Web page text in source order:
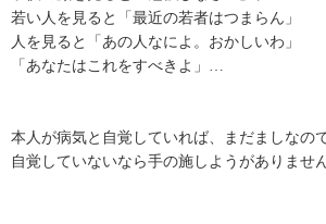
若い人を見ると「最近の若者はつまらん」
人を見ると「あの人なによ。おかしいわ」
「あなたはこれをすべきよ」…
本人が病気と自覚していれば、まだましなの
自覚していないなら手の施しようがありません